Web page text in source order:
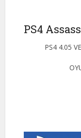
PS4
PS4 4.05